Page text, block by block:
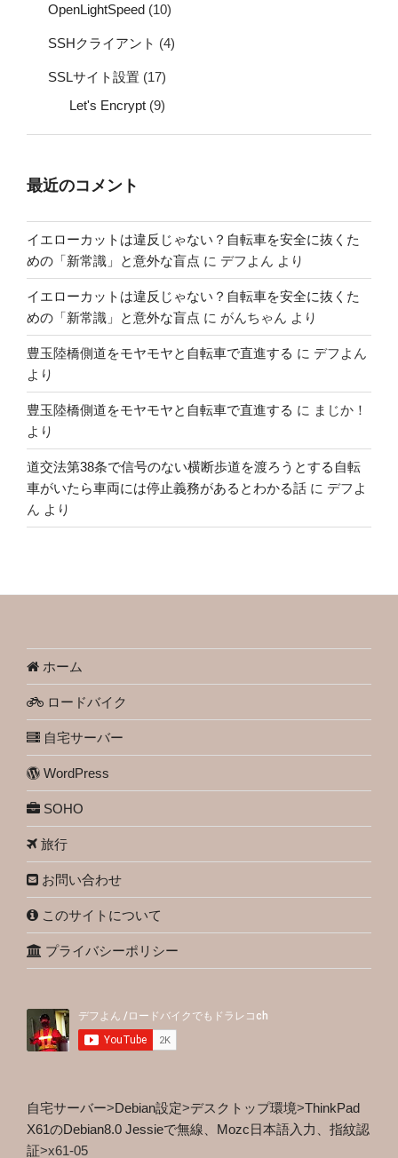
OpenLightSpeed (10)
SSHクライアント (4)
SSLサイト設置 (17)
Let's Encrypt (9)
最近のコメント
イエローカットは違反じゃない？自転車を安全に抜くた
めの「新常識」と意外な盲点 に デフよん より
イエローカットは違反じゃない？自転車を安全に抜くた
めの「新常識」と意外な盲点 に がんちゃん より
豊玉陸橋側道をモヤモヤと自転車で直進する に デフよん
より
豊玉陸橋側道をモヤモヤと自転車で直進する に まじか！
より
道交法第38条で信号のない横断歩道を渡ろうとする自転
車がいたら車両には停止義務があるとわかる話 に デフよ
ん より
ホーム
ロードバイク
自宅サーバー
WordPress
SOHO
旅行
お問い合わせ
このサイトについて
プライバシーポリシー
自宅サーバー>Debian設定>デスクトップ環境>ThinkPad
X61のDebian8.0 Jessieで無線、Mozc日本語入力、指紋認
証>x61-05